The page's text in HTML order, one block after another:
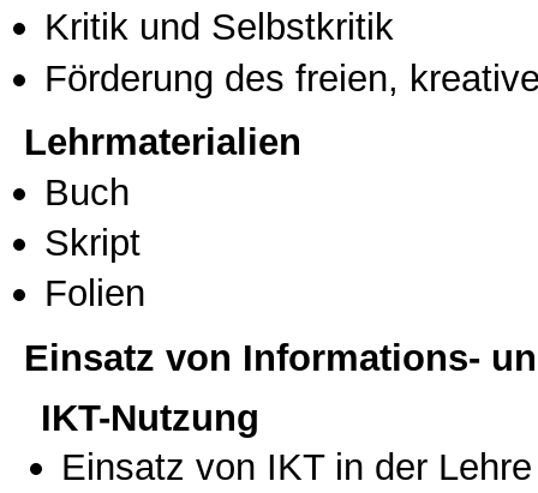
Kritik und Selbstkritik
Förderung des freien,
Lehrmaterialien
Buch
Skript
Folien
Einsatz von Informations-
IKT-Nutzung
Einsatz von IKT in der Lehre